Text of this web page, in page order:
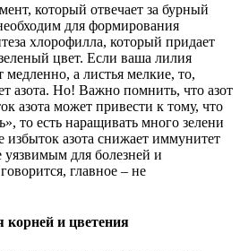
который отвечает за бурный
для формирования
хлорофилла, который придает
цвет. Если ваша лилия
медленно, а листья мелкие, то,
азота. Но! Важно помнить, что азот
азота может привести к тому, что
то есть наращивать много зелени
азота снижает иммунитет
уязвимым для болезней и
главное – не
корней и цветения